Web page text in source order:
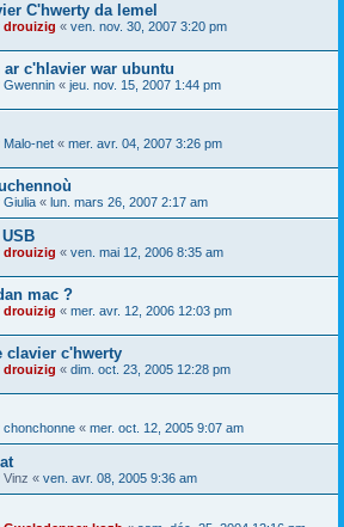
C'hwerty da lemel
drouizig « ven. nov. 30, 2007 3:20 pm
ar c'hlavier war ubuntu
Gwennin « jeu. nov. 15, 2007 1:44 pm
Malo-net « mer. avr. 04, 2007 3:26 pm
Giulia « lun. mars 26, 2007 2:17 am
drouizig « ven. mai 12, 2006 8:35 am
mac ?
drouizig « mer. avr. 12, 2006 12:03 pm
clavier c'hwerty
drouizig « dim. oct. 23, 2005 12:28 pm
chonchonne « mer. oct. 12, 2005 9:07 am
Vinz « ven. avr. 08, 2005 9:36 am